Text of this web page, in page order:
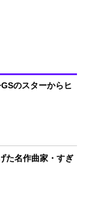
のスターからヒ
た名作曲家・すぎ